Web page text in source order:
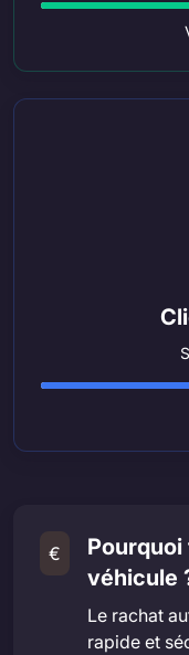
€
véhicule
Le rachat
rapide et